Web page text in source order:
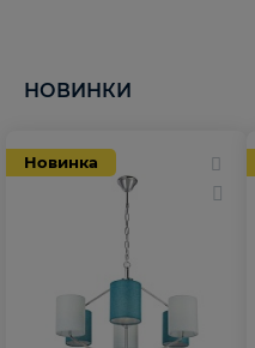
НОВИНКИ
Новинка